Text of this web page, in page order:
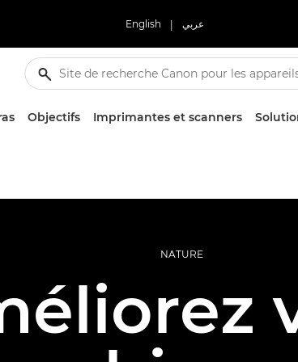
English | عربي
Objectifs Imprimantes et scanners
NATURE